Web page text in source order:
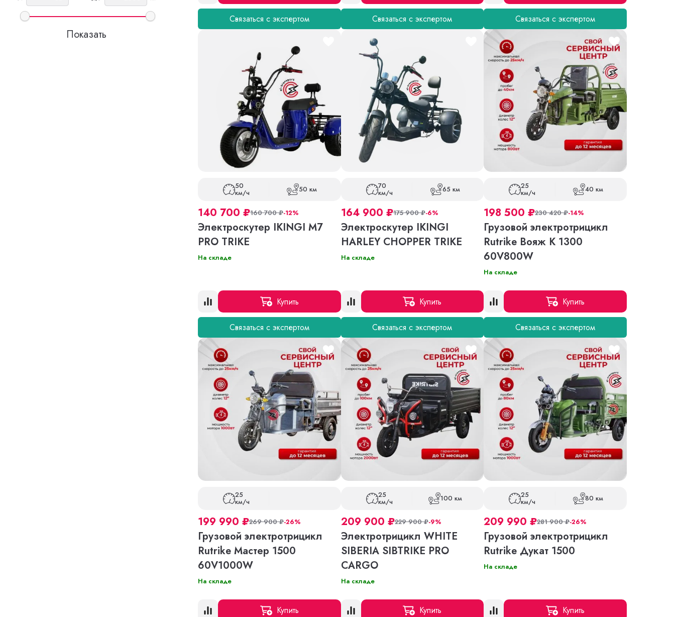
Связаться с экспертом Связаться с экспертом Связаться с экспертом
50
км/ч 50 км
140 700 ₽160 700₽-12%
Электроскутер IKINGI M7
PRO TRIKE
На складе
Купить
Связаться с экспертом
70
км/ч 65 км
164 900 ₽175 900₽-6%
Электроскутер IKINGI
HARLEY CHOPPER TRIKE
На складе
Купить
Связаться с экспертом
25
км/ч 40 км
198 500₽230 420₽-14%
Грузовой электротрицикл
Rutrike Вояж К 1300
60V800W
На складе
Купить
Связаться с экспертом
25
км/ч
199 990 ₽269 900₽-26%
Грузовой электротрицикл
Rutrike Мастер 1500
60V1000W
На складе
Купить
25
км/ч 100 км
209 900 ₽229 900₽-9%
Электротрицикл WHITE
SIBERIA SIBTRIKE PRO
CARGO
На складе
Купить
25
км/ч 80 км
209 990₽281 900₽-26%
Грузовой электротрицикл
Rutrike Дукат 1500
На складе
Купить